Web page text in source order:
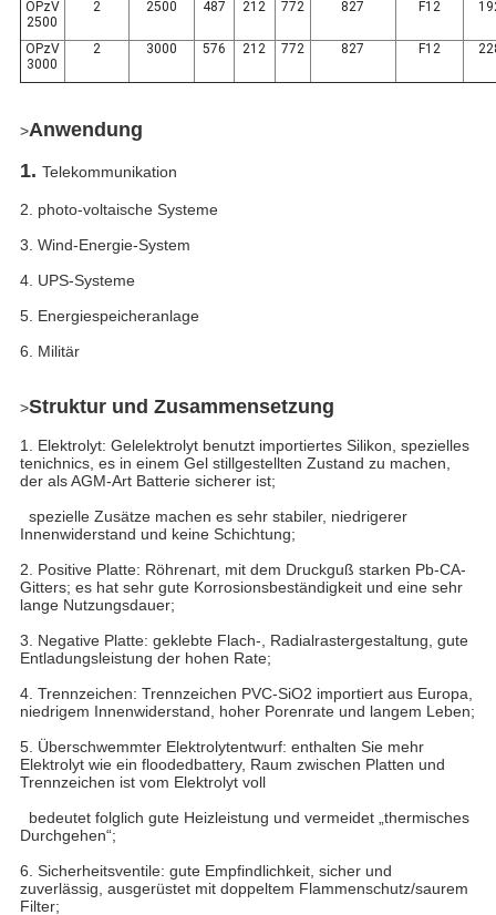
OPzV
2500
2 2500 487 212 772 827 F12
OPzV
3000
2 3000 576 212 772 827 F12
>Anwendung
1. Telekommunikation
2. photo-voltaische Systeme
3. Wind-Energie-System
4. UPS-Systeme
5. Energiespeicheranlage
6. Militär
>Struktur und Zusammensetzung
1. Elektrolyt: Gelelektrolyt benutzt importiertes Silikon, spezielles
tenichnics, es in einem Gel stillgestellten Zustand zu machen,
der als AGM-Art Batterie sicherer ist;
spezielle Zusätze machen es sehr stabiler, niedrigerer
Innenwiderstand und keine Schichtung;
2. Positive Platte: Röhrenart, mit dem Druckguß starken Pb-CA-
Gitters; es hat sehr gute Korrosionsbeständigkeit und eine sehr
lange Nutzungsdauer;
3. Negative Platte: geklebte Flach-, Radialrastergestaltung, gute
Entladungsleistung der hohen Rate;
4. Trennzeichen: Trennzeichen PVC-SiO2 importiert aus Europa,
niedrigem Innenwiderstand, hoher Porenrate und langem Leben;
5. Überschwemmter Elektrolytentwurf: enthalten Sie mehr
Elektrolyt wie ein floodedbattery, Raum zwischen Platten und
Trennzeichen ist vom Elektrolyt voll
bedeutet folglich gute Heizleistung und vermeidet „thermisches
Durchgehen“;
6. Sicherheitsventile: gute Empfindlichkeit, sicher und
zuverlässig, ausgerüstet mit doppeltem Flammenschutz/saurem
Filter;